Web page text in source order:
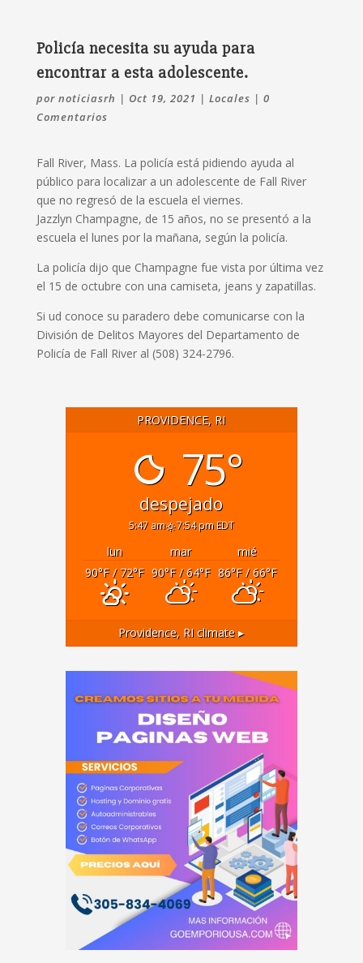
Policía necesita su ayuda para
encontrar a esta adolescente.
por noticiasrh | Oct 19, 2021 | Locales | 0
Comentarios
Fall River, Mass. La policía está pidiendo ayuda al
público para localizar a un adolescente de Fall River
que no regresó de la escuela el viernes.
Jazzlyn Champagne, de 15 años, no se presentó a la
escuela el lunes por la mañana, según la policía.
La policía dijo que Champagne fue vista por última vez
el 15 de octubre con una camiseta, jeans y zapatillas.
Si ud conoce su paradero debe comunicarse con la
División de Delitos Mayores del Departamento de
Policía de Fall River al (508) 324-2796.
PROVIDENCE, RI
75°
despejado
5:47 am 7:54 pm EDT
lun mar
mié
90°F/ 72°F 90°F/ 64°F 86°F/ 66°F
Providence, RI climate ▸